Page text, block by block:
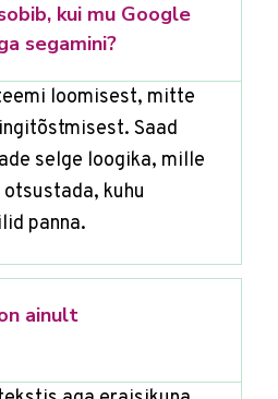
kui mu Google
segamini?
loomisest, mitte
Saad
selge loogika, mille
kuhu
panna.
ainult